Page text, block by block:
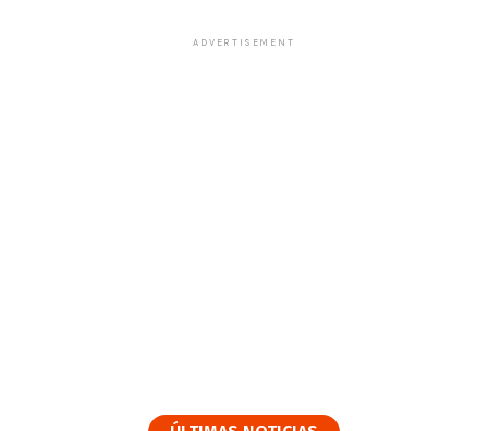
ADVERTISEMENT